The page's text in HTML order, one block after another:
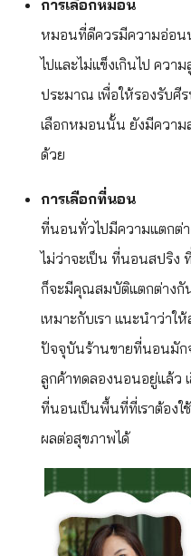
การเลือกหมอน
หมอนที่ดีควรมีความอ่อน
ไปและไม่แข็งเกินไป คว
ประมาณ เพื่อให้รองรับศี
เลือกหมอนนั้น ยังมีควา
ด้วย
การเลือกที่นอน
ที่นอนทั่วไปมีความแตกต่
ไม่ว่าจะเป็น ที่นอนสปริ
ก็จะมีคุณสมบัติแตกต่างกั
เหมาะกับเรา แนะนำว่าใ
ปัจจุบันร้านขายที่นอนมัก
ลูกค้าทดลองนอนอยู่แล้ว เ
ที่นอนเป็นพื้นที่ที่เราต้องใ
ผลต่อสุขภาพได้